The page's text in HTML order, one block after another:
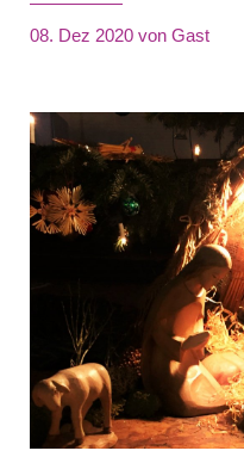
08. Dez 2020 von Gast